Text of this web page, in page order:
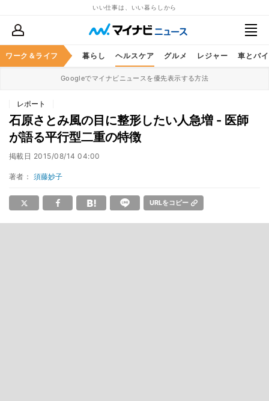
いい仕事は、いい暮らしから
ワーク＆ライフ
ススキル マネー 暮らし ヘルスケア グルメ レジャー 車とバ
Googleでマイナビニュースを優先表示する方法
レポート
石原さとみ風の目に整形したい人急増 - 医師
が語る平行型二重の特徴
掲載日 2015/08/14 04:00
著者： 須藤妙子
URLをコピー